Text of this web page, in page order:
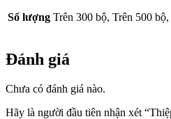
Số lượng Trên 300 bộ, Trên 500
Đánh giá
Chưa có đánh giá nào.
Hãy là người đầu tiên nhận xét